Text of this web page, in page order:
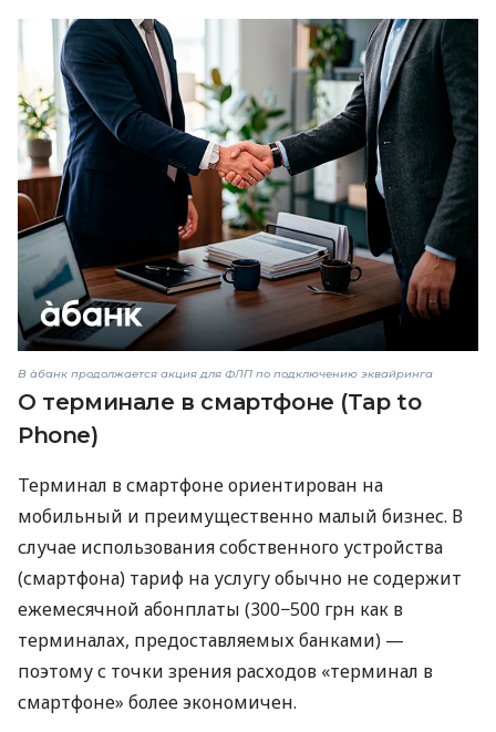
В àбанк продолжается акция для ФЛП по подключению эквайринга
О терминале в смартфоне (Tap to
Phone)
Терминал в смартфоне ориентирован на
мобильный и преимущественно малый бизнес. В
случае использования собственного устройства
(смартфона) тариф на услугу обычно не содержит
ежемесячной абонплаты (300−500 грн как в
терминалах, предоставляемых банками) —
поэтому с точки зрения расходов «терминал в
смартфоне» более экономичен.